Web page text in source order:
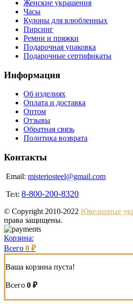
Женские украшения
Часы
Кулоны для влюбленных
Пирсинг
Ремни и пряжки
Подарочная упаковка
Подарочные сертификаты
Информация
Об изделиях
Оплата и доставка
Оптом
Отзывы
Обратная связь
Политика возврата
Контакты
Email: misteriosteel@gmail.com
Тел: 8-800-200-8320
© Copyright 2010-2022 Ювелирные
права защищены.
Корзина:
Всего 0 ₽
Ваша корзина пуста!
Всего 0 ₽